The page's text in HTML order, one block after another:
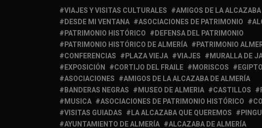
VIAJES Y VISITAS CULTURALES
AMIGOS DE LA ALCAZABA
DESDE MI VENTANA
ASOCIACIONES DE PATRIMONIO
PATRIMONIO HISTÓRICO
DEFENSA DEL PATRIMONIO
PATRIMONIO HISTÓRICO DE ALMERÍA
PATRIMONIO
CONFERENCIAS
PLAZA VIEJA VIAJES
MURALLA DE
EXPOSICIÓN
CORTIJO DEL FRAILE MORISCOS EGIPTO
ASOCIACIONES
AMIGOS DE LA ALCAZABA DE ALMERÍA
BANDERAS NEGRAS
MUSEO DE ALMERIA CASTILLOS
MUSICA
ASOCIACIONES DE PATRIMONIO HISTÓRICO
VISITAS GUIADAS
LA ALCAZABA QUE QUEREMOS
AYUNTAMIENTO DE ALMERÍA
ALCAZABA DE ALMERÍA